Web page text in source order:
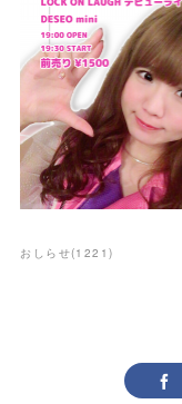
おしらせ(1221 )